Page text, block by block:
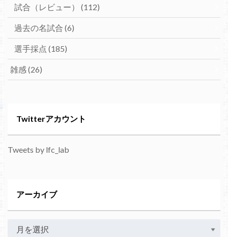
試合（レビュー） (112)
過去の名試合 (6)
選手採点 (185)
雑感(26)
Twitterアカウント
Tweets by lfc_lab
アーカイブ